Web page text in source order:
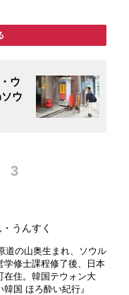
ウ
ウ
3
うんすく
道の山奥生まれ、ソウル
学修士課程修了後、日本
在住。韓国テウォン大
国 ほろ酔い紀行』